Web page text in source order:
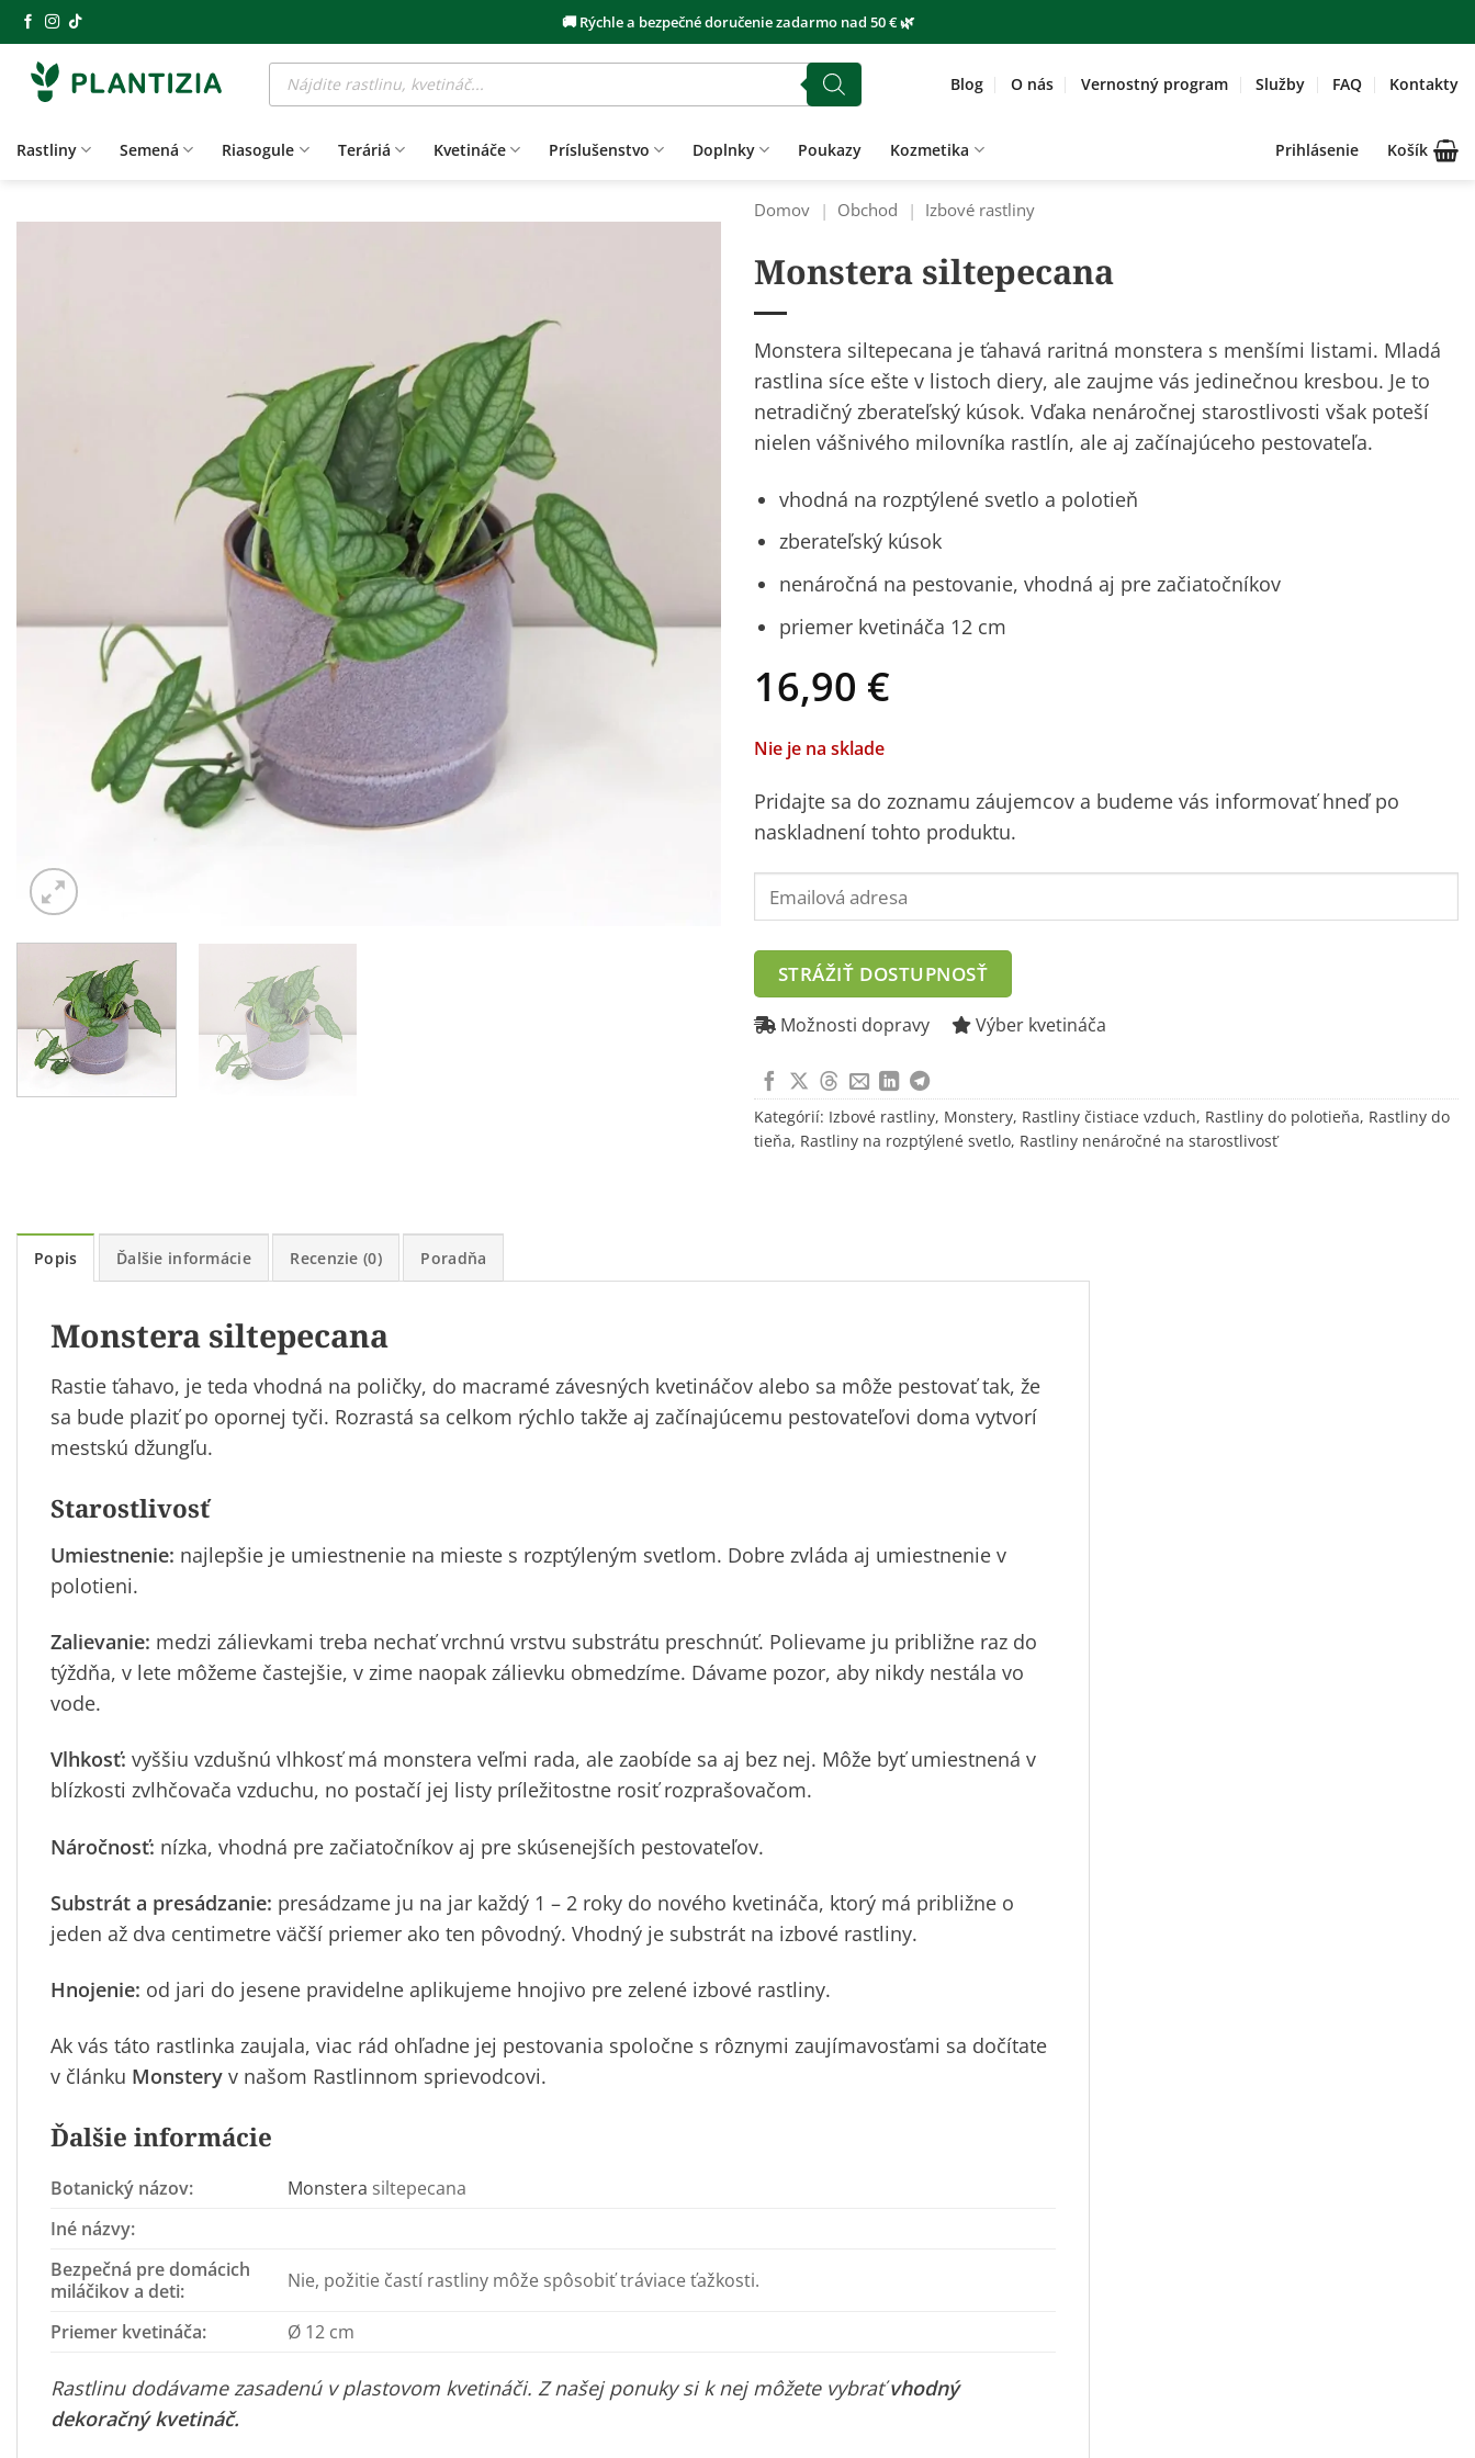
Skip
to
content
🚚 Rýchle a bezpečné doručenie zadarmo nad 50 € 🌿
Products
search Blog O nás Vernostný program Služby FAQ Kontakty
Rastliny Semená Riasogule Teráriá Kvetináče Príslušenstvo Doplnky Poukazy Kozmetika Prihlásenie Košík
Domov | Obchod | Izbové rastliny
Monstera siltepecana
Monstera siltepecana je ťahavá raritná monstera s menšími listami. Mladá
rastlina síce ešte v listoch diery, ale zaujme vás jedinečnou kresbou. Je to
netradičný zberateľský kúsok. Vďaka nenáročnej starostlivosti však poteší
nielen vášnivého milovníka rastlín, ale aj začínajúceho pestovateľa.
vhodná na rozptýlené svetlo a polotieň
zberateľský kúsok
nenáročná na pestovanie, vhodná aj pre začiatočníkov
priemer kvetináča 12 cm
16,90 €
Nie je na sklade
Pridajte sa do zoznamu záujemcov a budeme vás informovať hneď po
naskladnení tohto produktu.
your
address
to
join
waitlist
for
this
STRÁŽIŤ DOSTUPNOSŤ
Možnosti dopravy Výber kvetináča
Kategórií: Izbové rastliny, Monstery, Rastliny čistiace vzduch, Rastliny do polotieňa, Rastliny do
tieňa, Rastliny na rozptýlené svetlo, Rastliny nenáročné na starostlivosť
Popis Ďalšie informácie Recenzie (0) Poradňa
Monstera siltepecana
Rastie ťahavo, je teda vhodná na poličky, do macramé závesných kvetináčov alebo sa môže pestovať tak, že
sa bude plaziť po opornej tyči. Rozrastá sa celkom rýchlo takže aj začínajúcemu pestovateľovi doma vytvorí
mestskú džungľu.
Starostlivosť
Umiestnenie: najlepšie je umiestnenie na mieste s rozptýleným svetlom. Dobre zvláda aj umiestnenie v
polotieni.
Zalievanie: medzi zálievkami treba nechať vrchnú vrstvu substrátu preschnúť. Polievame ju približne raz do
týždňa, v lete môžeme častejšie, v zime naopak zálievku obmedzíme. Dávame pozor, aby nikdy nestála vo
vode.
Vlhkosť: vyššiu vzdušnú vlhkosť má monstera veľmi rada, ale zaobíde sa aj bez nej. Môže byť umiestnená v
blízkosti zvlhčovača vzduchu, no postačí jej listy príležitostne rosiť rozprašovačom.
Náročnosť: nízka, vhodná pre začiatočníkov aj pre skúsenejších pestovateľov.
Substrát a presádzanie: presádzame ju na jar každý 1 – 2 roky do nového kvetináča, ktorý má približne o
jeden až dva centimetre väčší priemer ako ten pôvodný. Vhodný je substrát na izbové rastliny.
Hnojenie: od jari do jesene pravidelne aplikujeme hnojivo pre zelené izbové rastliny.
Ak vás táto rastlinka zaujala, viac rád ohľadne jej pestovania spoločne s rôznymi zaujímavosťami sa dočítate
v článku Monstery v našom Rastlinnom sprievodcovi.
Ďalšie informácie
Botanický názov: Monstera siltepecana
Iné názvy:
Bezpečná pre domácich
miláčikov a deti:
Nie, požitie častí rastliny môže spôsobiť tráviace ťažkosti.
Priemer kvetináča: Ø 12 cm
Rastlinu dodávame zasadenú v plastovom kvetináči. Z našej ponuky si k nej môžete vybraťvhodný
dekoračný kvetináč.